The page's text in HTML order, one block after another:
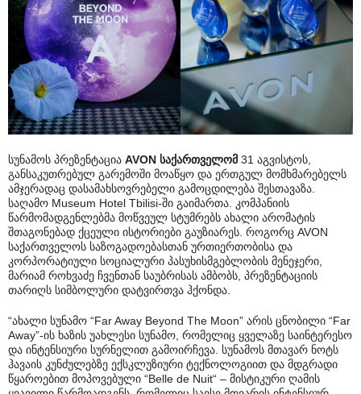
სუნამოს პრეზენტაცია AVON საქართველომ 31 აგვისტოს,
განსაკუთრებულ გარემოში მოაწყო და ერთგულ მომხმარებელს
ამჯერადაც დასამახსოვრებელი გამოცდილება შესთავაზა.
საღამო Museum Hotel Tbilisi-ში გაიმართა. კომპანიის
წარმომადგენლებმა მოწვეულ სტუმრებს ახალი არომატის
შთაგონებად ქცეული ისტორიები გაუზიარეს. როგორც AVON
საქართველოს საზოგადოებასთან ურთიერთობისა და
კორპორატიული სოციალური პასუხისმგებლობის მენეჯერი,
მარიამ როხვაძე ჩვენთან საუბრისას ამბობს, პრეზენტაციის
თარიღს სიმბოლური დატვირთვა ჰქონდა.
“ახალი სუნამო “Far Away Beyond The Moon” არის ცნობილი “Far
Away”-ის ხაზის უახლესი სუნამო, რომელიც ყველაზე საინტერესო
და ინტენსიური სურნელით გამოირჩევა. სუნამოს მთავარ ნოტს
ჰავაის კუნძულებზე ექსკლუზიური ტექნოლოგიით და მდგრადი
წყაროებით მოპოვებული “Belle de Nuit“ – მისტიკური ღამის